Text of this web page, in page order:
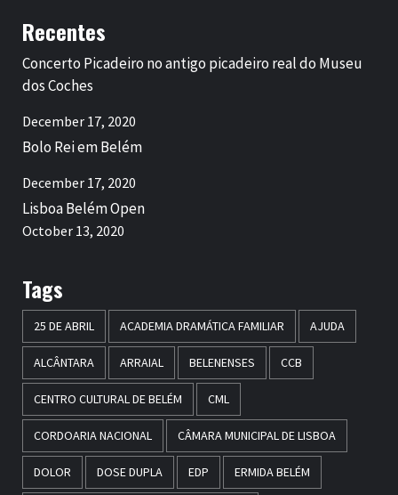
Recentes
Concerto Picadeiro no antigo picadeiro real do Museu
dos Coches
December 17, 2020
Bolo Rei em Belém
December 17, 2020
Lisboa Belém Open
October 13, 2020
Tags
25 DE ABRIL ACADEMIA DRAMÁTICA FAMILIAR AJUDA
ALCÂNTARA ARRAIAL BELENENSES CCB
CENTRO CULTURAL DE BELÉM CML
CORDOARIA NACIONAL CÂMARA MUNICIPAL DE LISBOA
DOLOR DOSE DUPLA EDP ERMIDA BELÉM